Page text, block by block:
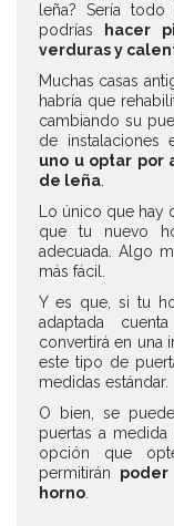
leña? Sería
podrías
hacer
verduras y
Muchas casas
habría que
cambiando su
de instalaciones
uno u optar por
de leña.
Lo único que hay
que tu nuevo
adecuada. Algo
más fácil.
Y es que, si tu
adaptada
convertirá en una
este tipo de
medidas estándar.
O bien, se
puertas a
opción que
permitirán
horno.